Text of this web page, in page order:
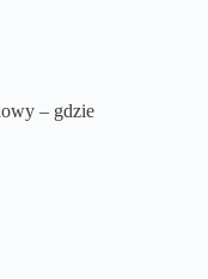
– gdzie